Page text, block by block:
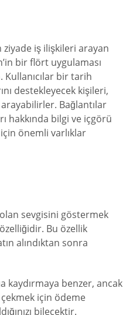
iş ilişkileri arayan
bir flört uygulaması
bir tarih
destekleyecek kişileri,
Bağlantılar
hakkında bilgi ve içgörü
önemli varlıklar
sevgisini göstermek
Bu özellik
alındıktan sonra
kaydırmaya benzer, ancak
için ödeme
bilecektir.